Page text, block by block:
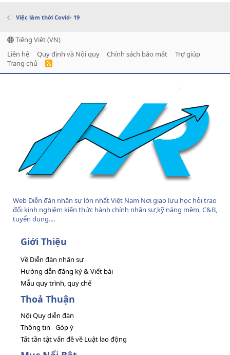
Việc làm thời Covid- 19
Tiếng Việt (VN)
Liên hệ
Quy định và Nội quy Chính sách bảo mật
Trợ giúp
Trang chủ
R
Web Diễn đàn nhân sự lớn nhất Việt Nam Nơi giao lưu học hỏi trao
đổi kinh nghiệm kiến thức hành chính nhân sự,kỹ năng mềm, C&B,
tuyển dụng....
Giới Thiệu
Về Diễn đàn nhân sự
Hướng dẫn đăng ký & Viết bài
Mẫu quy trình, quy chế
Thoả Thuận
Nội Quy diễn đàn
Thông tin - Góp ý
Tất tần tật vấn đề về Luật lao động